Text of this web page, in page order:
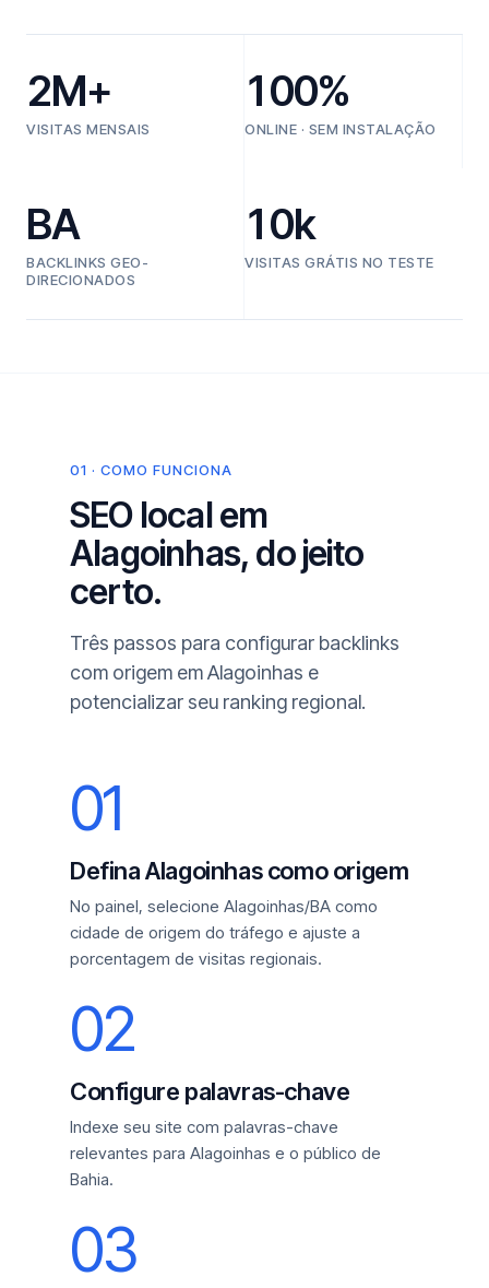
2M+
VISITAS MENSAIS
100%
ONLINE · SEM INSTALAÇÃO
BA
BACKLINKS GEO-
DIRECIONADOS
10k
VISITAS GRÁTIS NO TESTE
01 · COMO FUNCIONA
SEO local em
Alagoinhas, do jeito
certo.
Três passos para configurar backlinks
com origem em Alagoinhas e
potencializar seu ranking regional.
01
Defina Alagoinhas como origem
No painel, selecione Alagoinhas/BA como
cidade de origem do tráfego e ajuste a
porcentagem de visitas regionais.
02
Configure palavras-chave
Indexe seu site com palavras-chave
relevantes para Alagoinhas e o público de
Bahia.
03